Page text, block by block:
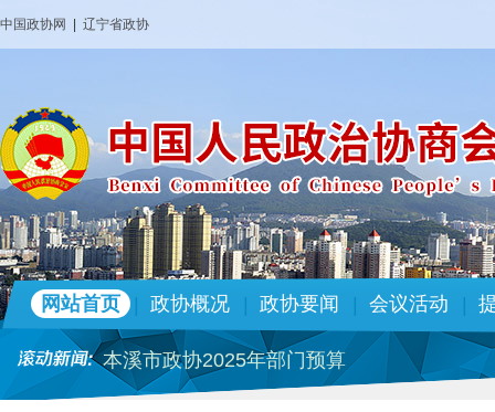
中国政协网 辽宁省政协
网站首页 政协概况 政协要闻 会议活动
中国人民政治协商会议辽宁省本溪市委员会
本溪市政协2026年部门预算
政协本溪市第十四届委员会专门委员会人事
市政协机关党组关于十三届市委 第九轮巡察
政协本溪市第十四届委员会专门委员会人事
中国人民政治协商会议辽宁省本溪市委员会
本溪市政协2025年部门预算
政协本溪市第十四届委员会 人事任免名单